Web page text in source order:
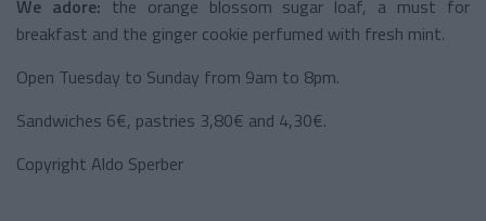
We adore: the orange blossom sugar loaf, a must for
breakfast and the ginger cookie perfumed with fresh mint.
Open Tuesday to Sunday from 9am to 8pm.
Sandwiches 6€, pastries 3,80€ and 4,30€.
Copyright Aldo Sperber